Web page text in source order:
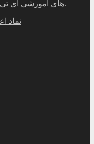
های آموزشی آی تی و کامپیوتر شروع به فعالیت کرده است.